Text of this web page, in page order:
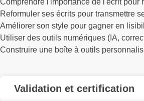
Comprendre l'importance de l'écrit pour
Reformuler ses écrits pour transmettre
Améliorer son style pour gagner en
Utiliser des outils numériques (IA,
Construire une boîte à outils
Validation et certification